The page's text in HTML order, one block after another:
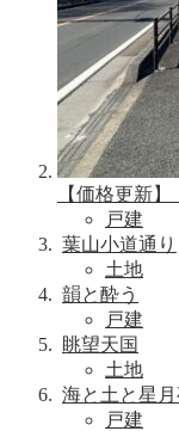
【価格更新
戸建
葉山小道通り
土地
韻と酔う
戸建
眺望天国
土地
海と土と星月
戸建